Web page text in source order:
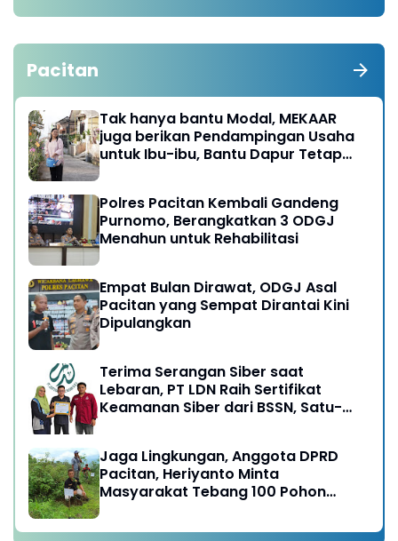
Pacitan
Tak hanya bantu Modal, MEKAAR
juga berikan Pendampingan Usaha
untuk Ibu-ibu, Bantu Dapur Tetap
Polres Pacitan Kembali Gandeng
Purnomo, Berangkatkan 3 ODGJ
Menahun untuk Rehabilitasi
Empat Bulan Dirawat, ODGJ Asal
Pacitan yang Sempat Dirantai Kini
Dipulangkan
Terima Serangan Siber saat
Lebaran, PT LDN Raih Sertifikat
Keamanan Siber dari BSSN, Satu-
Jaga Lingkungan, Anggota DPRD
Pacitan, Heriyanto Minta
Masyarakat Tebang 100 Pohon